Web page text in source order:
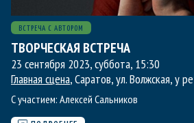
ВСТРЕЧА С АВТОРОМ
ТВОРЧЕСКАЯ ВСТРЕЧА
23 сентября 2023, суббота, 15:30
Главная сцена, Саратов, ул. Волжская, у
С участием: Алексей Сальников